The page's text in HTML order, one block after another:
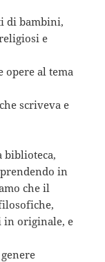
di bambini,
e
opere al tema
scriveva e
biblioteca,
in
che il
in originale, e